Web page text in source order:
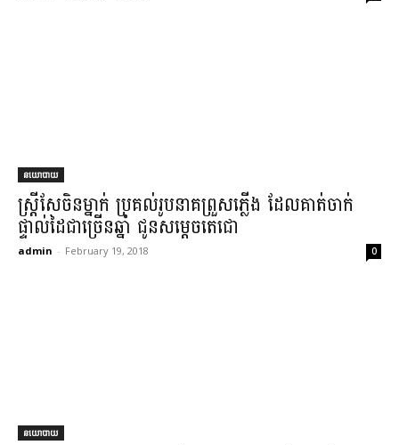
នយោបាយ
ស្រ្តីសែចិនម្នាក់ ប្រគល់រូបនាគព្រួសភ្លើង ដែលគាត់ចាក់
ផ្ទាល់ដៃជាច្រើនឆ្នាំ ជូនសម្ដេចតេជោ
admin - February 19, 2018 0
នយោបាយ